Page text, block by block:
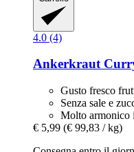
4.0 (4)
Ankerkraut
Gusto fresco
Senza sale e
Molto armonico
€ 5,99 (€ 99,83 / kg)